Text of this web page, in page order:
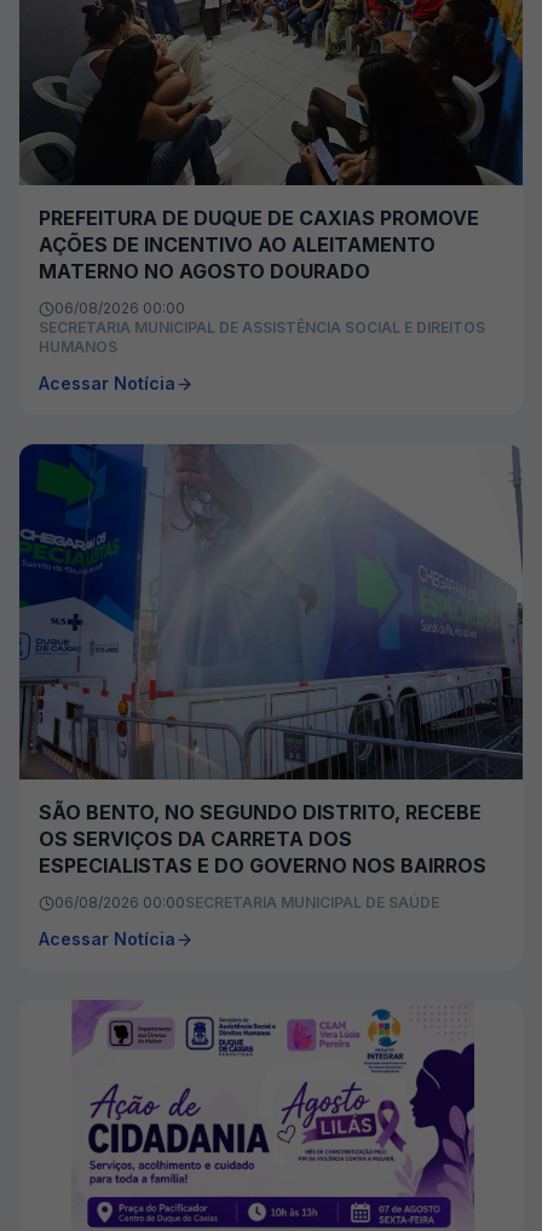
PREFEITURA DE DUQUE DE CAXIAS PROMOVE
AÇÕES DE INCENTIVO AO ALEITAMENTO
MATERNO NO AGOSTO DOURADO
06/08/2026 00:00
SECRETARIA MUNICIPAL DE ASSISTÊNCIA SOCIAL E DIREITOS
HUMANOS
Acessar Notícia
SÃO BENTO, NO SEGUNDO DISTRITO, RECEBE
OS SERVIÇOS DA CARRETA DOS
ESPECIALISTAS E DO GOVERNO NOS BAIRROS
06/08/2026 00:00SECRETARIA MUNICIPAL DE SAÚDE
Acessar Notícia